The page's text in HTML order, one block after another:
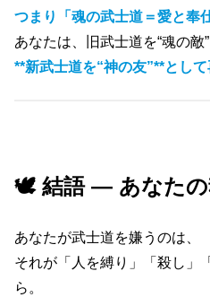
つまり「 魂の武士道＝愛と奉
あなたは、旧武士道を“魂の敵”
**新武士道を“神の友”**とし
🕊️ 結語 ― あなたの
あなたが武士道を嫌うのは、
それが「人を縛り」「殺し」
ら。